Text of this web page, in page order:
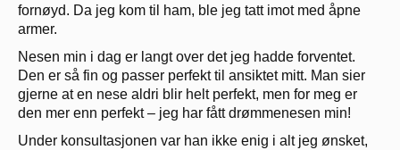
fornøyd. Da jeg kom til ham, ble jeg tatt imot med åpne
armer.
Nesen min i dag er langt over det jeg hadde forventet.
Den er så fin og passer perfekt til ansiktet mitt. Man sier
gjerne at en nese aldri blir helt perfekt, men for meg er
den mer enn perfekt – jeg har fått drømmenesen min!
Under konsultasjonen var han ikke enig i alt jeg ønsket,